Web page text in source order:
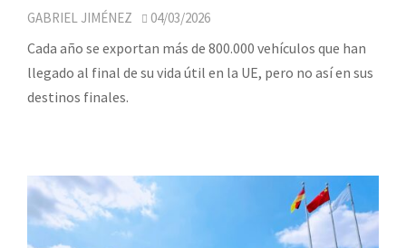
GABRIEL JIMÉNEZ 04/03/2026
Cada año se exportan más de 800.000 vehículos que han
llegado al final de su vida útil en la UE, pero no así en sus
destinos finales.